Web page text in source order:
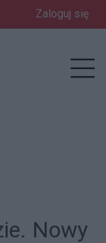
Zaloguj się
Nowy